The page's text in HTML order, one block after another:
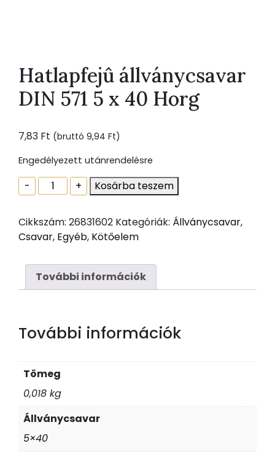
Hatlapfejû állványcsavar
DIN 571 5 x 40 Horg
7,83 Ft (bruttó 9,94 Ft)
Engedélyezett utánrendelésre
-
Hatlapfejû
állványcsavar
571
5
40
Horg
+ Kosárba teszem
Cikkszám: 26831602 Kategóriák: Állványcsavar,
Csavar, Egyéb, Kötőelem
További információk
További információk
Tömeg
0,018 kg
Állványcsavar
5×40